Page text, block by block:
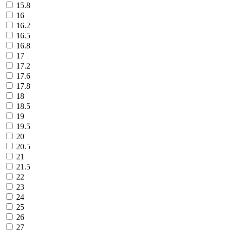
15.8
16
16.2
16.5
16.8
17
17.2
17.6
17.8
18
18.5
19
19.5
20
20.5
21
21.5
22
23
24
25
26
27